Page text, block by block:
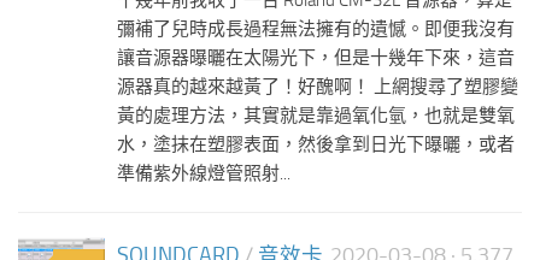
彌補了兒時成長過程無法擁有的遺憾。即便我沒有
讓音源器曝曬在太陽光下，但是十幾年下來，這音
源器真的越來越黃了！好醜啊！ 上網搜尋了塑膠變
黃的處理方法，其實就是靠過氧化氫，也就是雙氧
水，塗抹在塑膠表面，然後拿到日光下曝曬，或者
準備紫外線燈管照射...
SOUNDCARD / 音效卡 2020-03-08 · 5,377